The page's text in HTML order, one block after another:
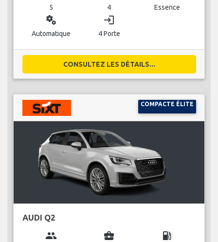
5 4 Essence
miscellaneous_services
Automatique
login
4 Porte
CONSULTEZ LES DÉTAILS...
COMPACTE ÉLITE
AUDI Q2
group business_center local_gas_station